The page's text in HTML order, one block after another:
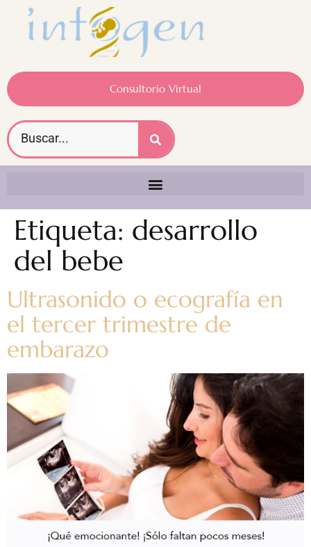
Consultorio Virtual
Etiqueta: desarrollo
del bebe
Ultrasonido o ecografía en
el tercer trimestre de
embarazo